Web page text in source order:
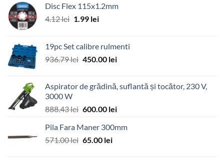
Disc Flex 115x1.2mm
4.12lei Prețul
fost:
4.12 lei.
1.99 leiPrețul
1.99 lei.
19pc Set calibre rulmenti
936.79lei Prețul
fost:
450.00 leiPrețul
450.00 lei.
Aspirator de grădină, suflantă și tocător, 230 V,
3000 W
888.43lei Prețul
a
fost:
600.00 leiPrețul
este:
Pila Fara Maner 300mm
571.00lei Prețul
65.00 leiPrețul